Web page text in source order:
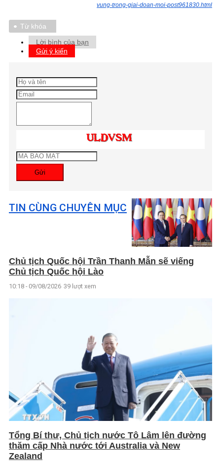
vung-trong-giai-doan-moi-post961830.html
Từ khóa
Lời bình của bạn
Gửi ý kiến
Gửi
TIN CÙNG CHUYÊN MỤC
Chủ tịch Quốc hội Trần Thanh Mẫn sẽ viếng
Chủ tịch Quốc hội Lào
10:18 - 09/08/2026 39 lượt xem
Tổng Bí thư, Chủ tịch nước Tô Lâm lên đường
thăm cấp Nhà nước tới Australia và New
Zealand